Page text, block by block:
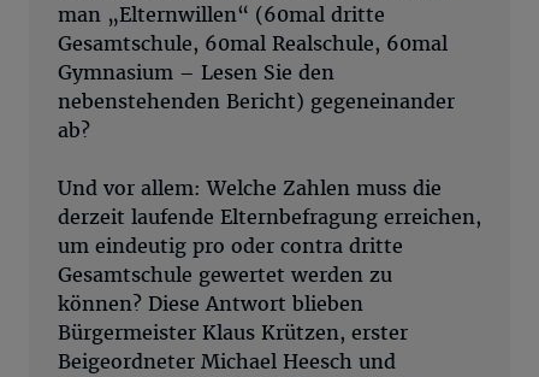
man „Elternwillen“ (60mal dritte
Gesamtschule, 60mal Realschule, 60mal
Gymnasium – Lesen Sie den
nebenstehenden Bericht) gegeneinander
ab?
Und vor allem: Welche Zahlen muss die
derzeit laufende Elternbefragung erreichen,
um eindeutig pro oder contra dritte
Gesamtschule gewertet werden zu
können? Diese Antwort blieben
Bürgermeister Klaus Krützen, erster
Beigeordneter Michael Heesch und